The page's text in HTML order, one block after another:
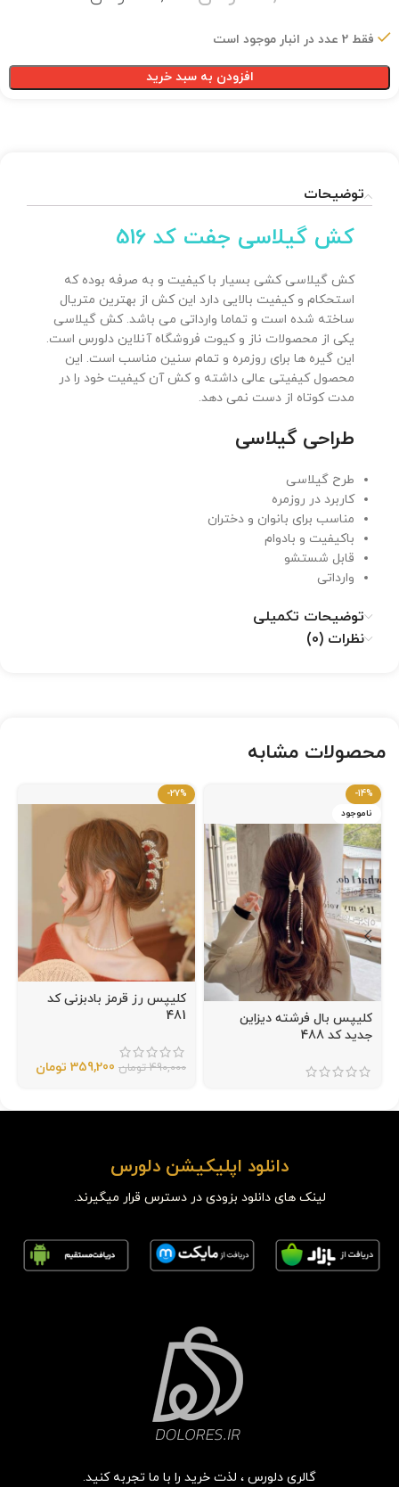
فقط 2 عدد در انبار موجود است
افزودن به سبد خرید
توضیحات
کش گیلاسی جفت کد 516
کش گیلاسی کشی بسیار با کیفیت و به صرفه بوده که
استحکام و کیفیت بالایی دارد این کش از بهترین متریال
ساخته شده است و تماما وارداتی می باشد. کش گیلاسی
یکی از محصولات ناز و کیوت فروشگاه آنلاین دلورس است.
این گیره ها برای روزمره و تمام سنین مناسب است. این
محصول کیفیتی عالی داشته و کش آن کیفیت خود را در
مدت کوتاه از دست نمی دهد.
طراحی گیلاسی
طرح گیلاسی
کاربرد در روزمره
مناسب برای بانوان و دختران
باکیفیت و بادوام
قابل شستشو
وارداتی
توضیحات تکمیلی
نظرات (0)
محصولات مشابه
-14%
ناموجود
کلیپس بال فرشته دیزاین
جدید کد 488
-27%
کلیپس رز قرمز بادبزنی کد
481
490,000 تومان 359,200 تومان
دانلود اپلیکیشن دلورس
لینک های دانلود بزودی در دسترس قرار میگیرند.
گالری دلورس ، لذت خرید را با ما تجربه کنید.